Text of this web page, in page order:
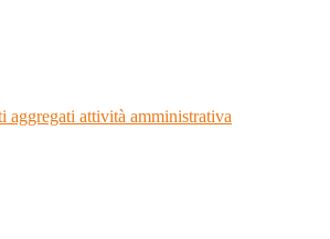
aggregati attività amministrativa